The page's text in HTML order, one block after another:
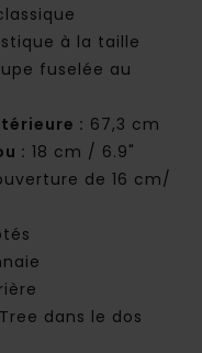
à la taille
fuselée au
: 67,3 cm
: 18 cm / 6.9"
de 16 cm/
dans le dos